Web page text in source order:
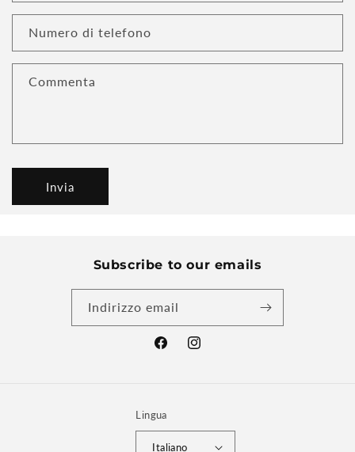
Numero di telefono
Commenta
Invia
Subscribe to our emails
Indirizzo email
FacebookInstagram
Lingua
Italiano